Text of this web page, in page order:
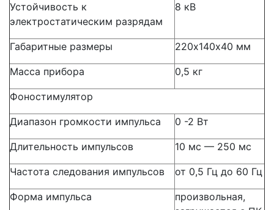
Устойчивость к
электростатическим разрядам
8 кВ
Габаритные размеры 220х140х40 мм
Масса прибора 0,5 кг
Фоностимулятор
Диапазон громкости импульса 0 -2 Вт
Длительность импульсов 10 мс — 250 мс
Частота следования импульсов от 0,5 Гц до 60 Гц
Форма импульса
произвольная,